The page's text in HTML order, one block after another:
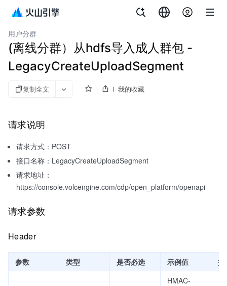
客户数据平台（私有化）
用户分群
(离线分群）从hdfs导入成人群包 -
LegacyCreateUploadSegment
复制全文 我的收藏
请求说明
请求方式：POST
接口名称：LegacyCreateUploadSegment
请求地址：
https://console.volcengine.com/cdp/open_platform/openapi
请求参数
Header
参数 类型 是否必选 示例值 描
HMAC-